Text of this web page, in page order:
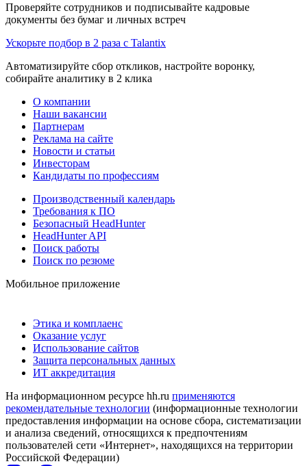
Проверяйте сотрудников и подписывайте кадровые
документы без бумаг и личных встреч
Ускорьте подбор в 2 раза с Talantix
Автоматизируйте сбор откликов, настройте воронку,
собирайте аналитику в 2 клика
О компании
Наши вакансии
Партнерам
Реклама на сайте
Новости и статьи
Инвесторам
Кандидаты по профессиям
Производственный календарь
Требования к ПО
Безопасный HeadHunter
HeadHunter API
Поиск работы
Поиск по резюме
Мобильное приложение
Этика и комплаенс
Оказание услуг
Использование сайтов
Защита персональных данных
ИТ аккредитация
На информационном ресурсе hh.ru применяются
рекомендательные технологии (информационные технологии
предоставления информации на основе сбора, систематизации
и анализа сведений, относящихся к предпочтениям
пользователей сети «Интернет», находящихся на территории
Российской Федерации)